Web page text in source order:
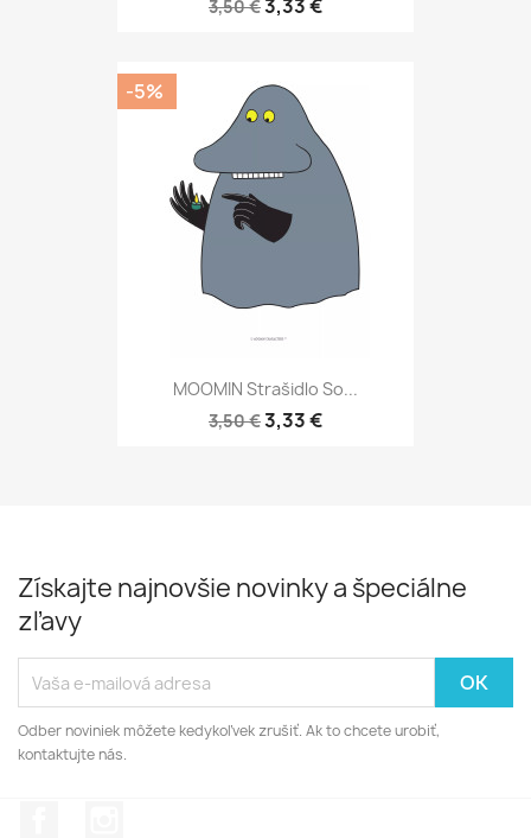
3,50 €3,33 €
MOOMIN Strašidlo So...
3,50 €3,33 €
-5%
Získajte najnovšie novinky a špeciálne
zľavy
Odber noviniek môžete kedykoľvek zrušiť. Ak to chcete urobiť,
kontaktujte nás.